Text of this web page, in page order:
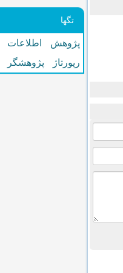
تگها
پژوهش اطلاعات
رپورتاژ
پژوهشگر